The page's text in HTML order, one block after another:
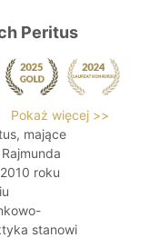
Peritus
Pokaż więcej >>
mające
roku
stanowi